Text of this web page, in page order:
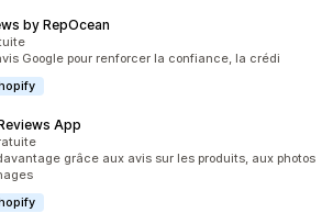
by RepOcean
5
Google pour renforcer la confiance, la crédi
App
5
grâce aux avis sur les produits, aux photos